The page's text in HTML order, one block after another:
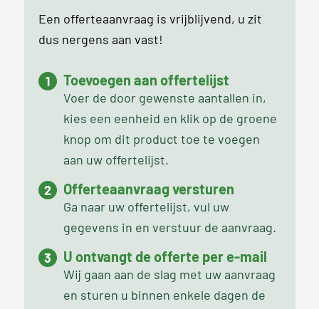
Een offerteaanvraag is vrijblijvend, u zit
dus nergens aan vast!
Toevoegen aan offertelijst
Voer de door gewenste aantallen in,
kies een eenheid en klik op de groene
knop om dit product toe te voegen
aan uw offertelijst.
Offerteaanvraag versturen
Ga naar uw offertelijst, vul uw
gegevens in en verstuur de aanvraag.
U ontvangt de offerte per e-mail
Wij gaan aan de slag met uw aanvraag
en sturen u binnen enkele dagen de